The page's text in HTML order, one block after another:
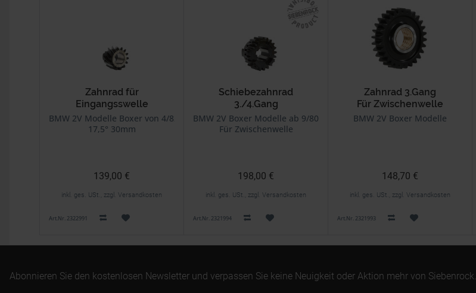
Zahnrad für
Eingangsswelle
BMW 2V Modelle Boxer von 4/82 bis 3/85
17,5° 30mm
139,00 €
inkl. ges. USt., zzgl. Versandkosten
Art.Nr. 2322991
Schiebezahnrad
3./4.Gang
BMW 2V Boxer Modelle ab 9/80
Für Zwischenwelle
198,00 €
inkl. ges. USt., zzgl. Versandkosten
Art.Nr. 2321994
Zahnrad 3.Gang
Für Zwischenwelle
BMW 2V Boxer Modelle
148,70 €
inkl. ges. USt., zzgl. Versandkosten
Art.Nr. 2321993
Abonnieren Sie den kostenlosen Newsletter und verpassen Sie keine Neuigkeit oder Aktion mehr von Siebenrock.